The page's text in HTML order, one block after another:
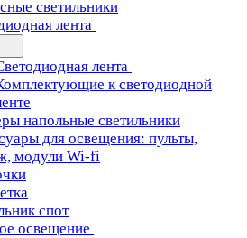
светильники
лента
лента
к светодиодной
напольные светильники
для освещения: пульты,
модули Wi-fi
спот
освещение